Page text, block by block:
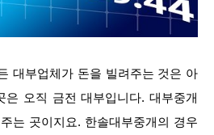
대부업체가 돈을 빌려주는 것은 아
은 오직 금전 대부입니다. 대부중개
는 곳이지요. 한솔대부중개의 경우